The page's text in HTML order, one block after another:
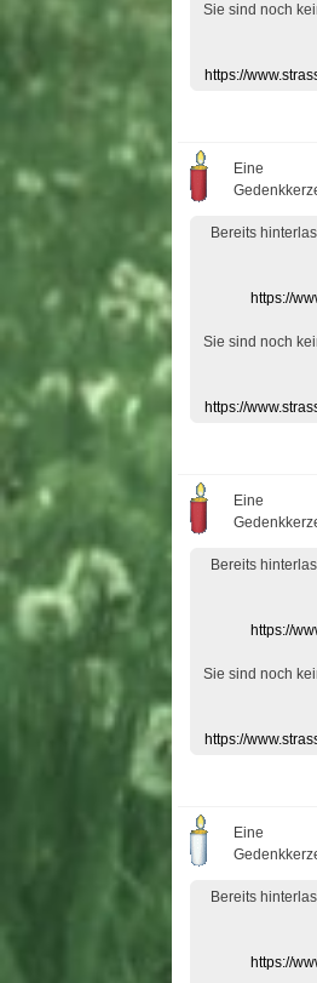
Sie sind noch
https://
Eine
Bereits
https://
Sie sind noch
https://
Eine
Bereits
https://
Sie sind noch
https://
Eine
Bereits
https://